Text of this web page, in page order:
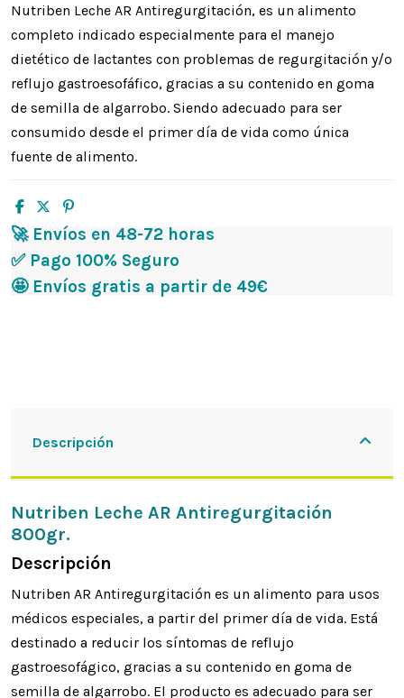
Nutriben Leche AR Antiregurgitación, es un alimento
completo indicado especialmente para el manejo
dietético de lactantes con problemas de regurgitación y/o
reflujo gastroesofáfico, gracias a su contenido en goma
de semilla de algarrobo. Siendo adecuado para ser
consumido desde el primer día de vida como única
fuente de alimento.
🚀 Envíos en 48-72 horas
✅ Pago 100% Seguro
🤩 Envíos gratis a partir de 49€
Descripción
Nutriben Leche AR Antiregurgitación
800gr.
Descripción
Nutriben AR Antiregurgitación es un alimento para usos
médicos especiales, a partir del primer día de vida. Está
destinado a reducir los síntomas de reflujo
gastroesofágico, gracias a su contenido en goma de
semilla de algarrobo. El producto es adecuado para ser